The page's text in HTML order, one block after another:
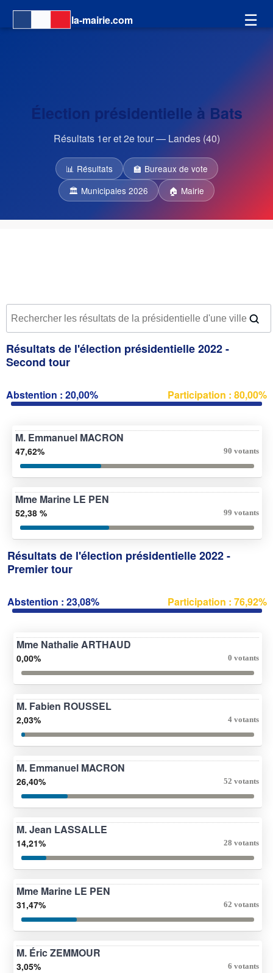
la-mairie.com ☰
Élection présidentielle à Bats
Résultats 1er et 2e tour — Landes (40)
📊 Résultats
🏫 Bureaux de vote
🏛 Municipales 2026
🏠 Mairie
Résultats de l'élection présidentielle 2022 -
Second tour
Abstention : 20,00% Participation : 80,00%
M. Emmanuel MACRON
47,62% 90 votants
Mme Marine LE PEN
52,38 % 99 votants
Résultats de l'élection présidentielle 2022 -
Premier tour
Abstention : 23,08% Participation : 76,92%
Mme Nathalie ARTHAUD
0,00% 0 votants
M. Fabien ROUSSEL
2,03% 4 votants
M. Emmanuel MACRON
26,40% 52 votants
M. Jean LASSALLE
14,21% 28 votants
Mme Marine LE PEN
31,47% 62 votants
M. Éric ZEMMOUR
3,05% 6 votants